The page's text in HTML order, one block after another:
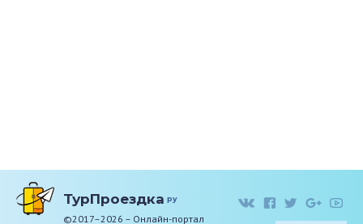
ТурПроездка ру
©2017–2026 – Онлайн-портал